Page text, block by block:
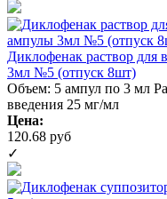
Диклофенак раствор
3мл №5 (отпуск 8шт)
Объем: 5 ампул по 3 мл
введения 25 мг/мл
Цена:
120.68 руб
✓